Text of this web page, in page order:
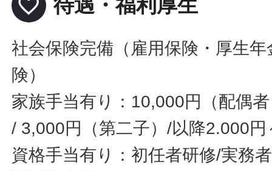
favorite_border 待遇・福利厚生
社会保険完備（雇用保険・厚生
険）
家族手当有り：10,000円（配偶
/ 3,000円（第二子）/以降2.000円
資格手当有り：初任者研修/実務